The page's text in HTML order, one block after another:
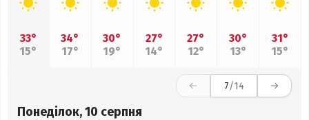
33°
15°
34°
17°
30°
19°
27°
14°
27°
12°
30°
13°
31°
15°
7/14
Понеділок, 10 серпня